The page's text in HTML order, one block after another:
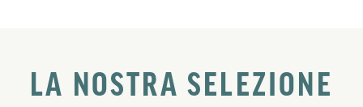
LA NOSTRA SELEZIONE